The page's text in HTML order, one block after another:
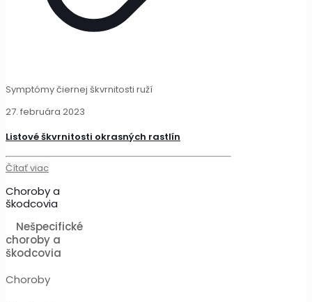
Symptómy čiernej škvrnitosti ruží
27. februára 2023
Listové škvrnitosti okrasných rastlín
Čítať viac
Choroby a
škodcovia
Nešpecifické
choroby a
škodcovia
Choroby